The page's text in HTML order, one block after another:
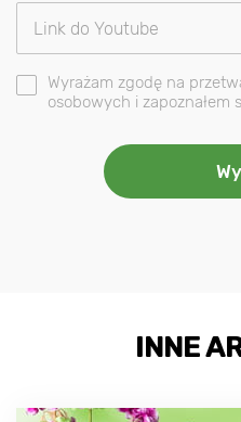
Wyrażam zgodę na
osobowych i zapoznałem
INNE